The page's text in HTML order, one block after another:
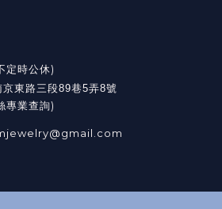
定時公休)
東路三段89巷5弄8號
專業查詢)